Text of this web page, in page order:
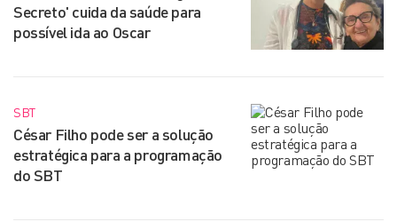
Secreto' cuida da saúde para
possível ida ao Oscar
SBT
César Filho pode ser a solução
estratégica para a programação
do SBT